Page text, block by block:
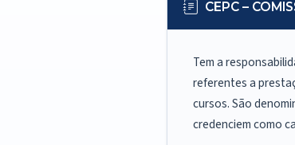
CEPC –
Tem a
referentes a
cursos. São
credenciem como